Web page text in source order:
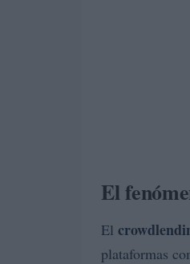
El
El
plataformas